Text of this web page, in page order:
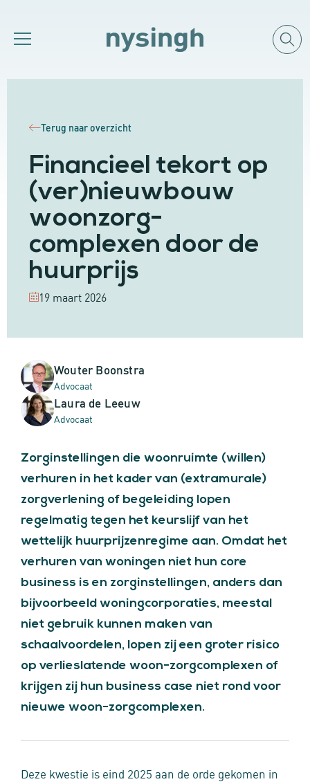
Terug naar overzicht
Financieel tekort op
(ver)nieuwbouw
woonzorg-
complexen door de
huurprijs
19 maart 2026
Wouter Boonstra
Advocaat
Laura de Leeuw
Advocaat
Zorginstellingen die woonruimte (willen)
verhuren in het kader van (extramurale)
zorgverlening of begeleiding lopen
regelmatig tegen het keurslijf van het
wettelijk huurprijzenregime aan. Omdat het
verhuren van woningen niet hun core
business is en zorginstellingen, anders dan
bijvoorbeeld woningcorporaties, meestal
niet gebruik kunnen maken van
schaalvoordelen, lopen zij een groter risico
op verlieslatende woon-zorgcomplexen of
krijgen zij hun business case niet rond voor
nieuwe woon-zorgcomplexen.
Deze kwestie is eind 2025 aan de orde gekomen in